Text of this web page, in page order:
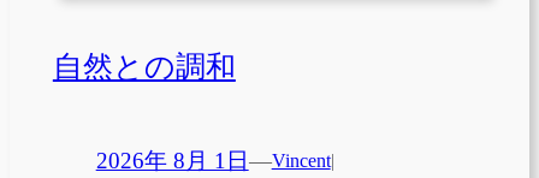
自然との調和
2026年 8月 1日—Vincent|